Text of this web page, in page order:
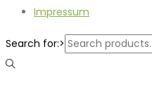
Impressum
Search for:>